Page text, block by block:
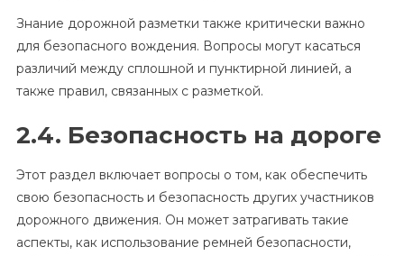
Знание дорожной разметки также критически важно
для безопасного вождения. Вопросы могут касаться
различий между сплошной и пунктирной линией, а
также правил, связанных с разметкой.
2.4. Безопасность на дороге
Этот раздел включает вопросы о том, как обеспечить
свою безопасность и безопасность других участников
дорожного движения. Он может затрагивать такие
аспекты, как использование ремней безопасности,